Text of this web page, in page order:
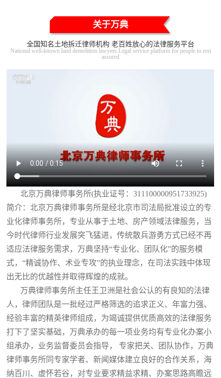
关于万典
全国知名土地拆迁律师机构 老百姓放心的法律服务平台
National well-known land demolition lawyers Legal service platform for people to rest
assured
北京万典律师事务所(执业证号：311100000951733925)
简介：北京万典律师事务所是经北京市司法局批准设立的专
业化律师事务所，专业从事于土地、房产领域法律服务，当
今时代律师行业发展突飞猛进，传统散兵游勇方式已经不再
适应法律服务需求，万典坚持“专业化、团队化”的服务模
式，“精诚协作、术业专攻”的执业理念，在司法实践中体现
出无比的优越性并取得辉煌的成就。
万典律师事务所主任王卫洲是社会公认的有良知的法律
人，律师团队是一批经过严格筛选的追求正义、年富力强、
经验丰富的精英律师组成，为竭诚提供优质高效的法律服务
打下了坚实基础，万典承办的每一项业务均有专业化办案小
组承办，业务监督委员会指导， 专家把关、团队协作，万典
律师事务所同专家学者、新闻媒体建立良好的合作关系，海
纳百川、虚怀若谷，对专业要求精益求精、办案思路高瞻远